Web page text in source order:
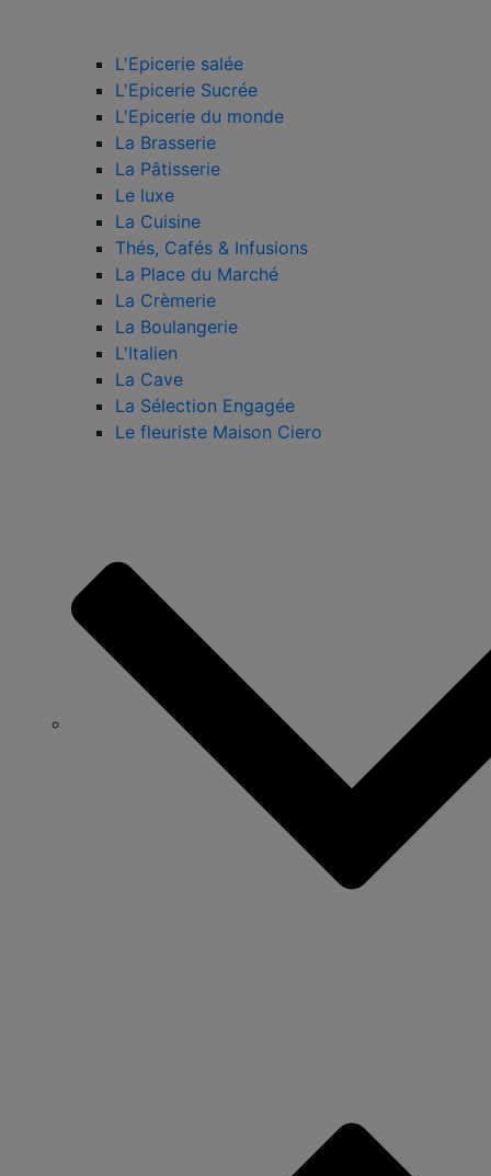
L'Epicerie salée
L'Epicerie Sucrée
L'Epicerie du monde
La Brasserie
La Pâtisserie
Le luxe
La Cuisine
Thés, Cafés & Infusions
La Place du Marché
La Crèmerie
La Boulangerie
L'Italien
La Cave
La Sélection Engagée
Le fleuriste Maison Ciero